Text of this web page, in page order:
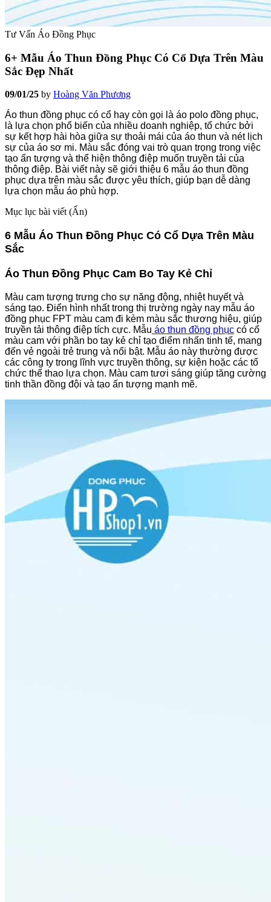
Tư Vấn Áo Đồng Phục
6+ Mẫu Áo Thun Đồng Phục Có Cổ Dựa Trên Màu
Sắc Đẹp Nhất
09/01/25 by Hoàng Văn Phương
Áo thun đồng phục có cổ hay còn gọi là áo polo đồng phục,
là lựa chọn phổ biến của nhiều doanh nghiệp, tổ chức bởi
sự kết hợp hài hòa giữa sự thoải mái của áo thun và nét lịch
sự của áo sơ mi. Màu sắc đóng vai trò quan trọng trong việc
tạo ấn tượng và thể hiện thông điệp muốn truyền tải của
thông điệp. Bài viết này sẽ giới thiệu 6 mẫu áo thun đồng
phục dựa trên màu sắc được yêu thích, giúp bạn dễ dàng
lựa chọn mẫu áo phù hợp.
Mục lục bài viết (Ẩn)
6 Mẫu Áo Thun Đồng Phục Có Cổ Dựa Trên Màu
Sắc
Áo Thun Đồng Phục Cam Bo Tay Kẻ Chỉ
Màu cam tượng trưng cho sự năng động, nhiệt huyết và
sáng tạo. Điển hình nhất trong thị trường ngày nay mẫu áo
đồng phục FPT màu cam đi kèm màu sắc thương hiệu, giúp
truyền tải thông điệp tích cực. Mẫu áo thun đồng phục có cổ
màu cam với phần bo tay kẻ chỉ tạo điểm nhấn tinh tế, mang
đến vẻ ngoài trẻ trung và nổi bật. Mẫu áo này thường được
các công ty trong lĩnh vực truyền thông, sự kiện hoặc các tổ
chức thể thao lựa chọn. Màu cam tươi sáng giúp tăng cường
tinh thần đồng đội và tạo ấn tượng mạnh mẽ.